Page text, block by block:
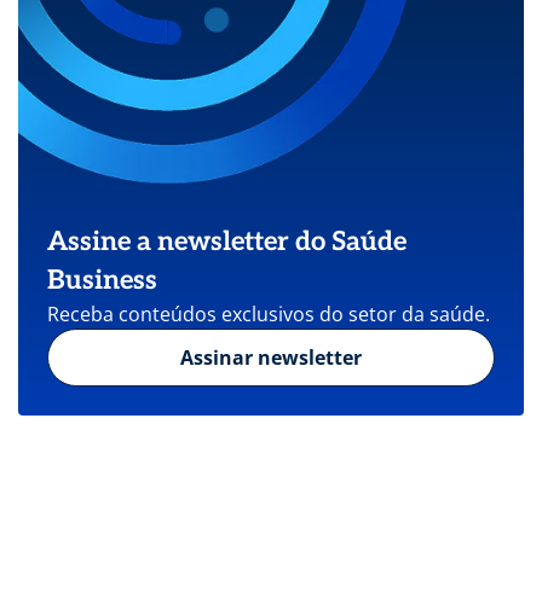
Assine a newsletter do Saúde
Business
Receba conteúdos exclusivos do setor da saúde.
Assinar newsletter